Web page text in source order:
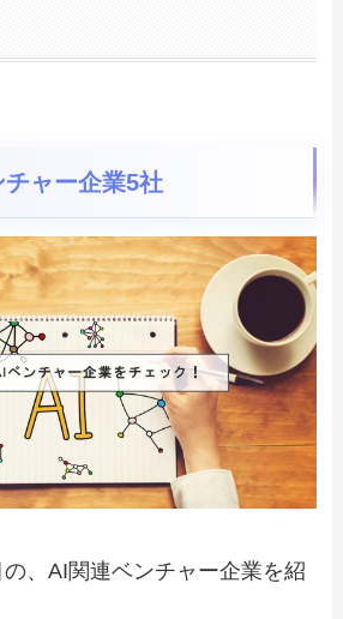
ャー企業5社
、AI関連ベンチャー企業を紹